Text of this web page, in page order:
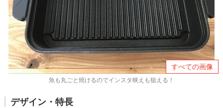
すべての画像
魚も丸ごと焼けるのでインスタ映えも狙える！
デザイン・特長